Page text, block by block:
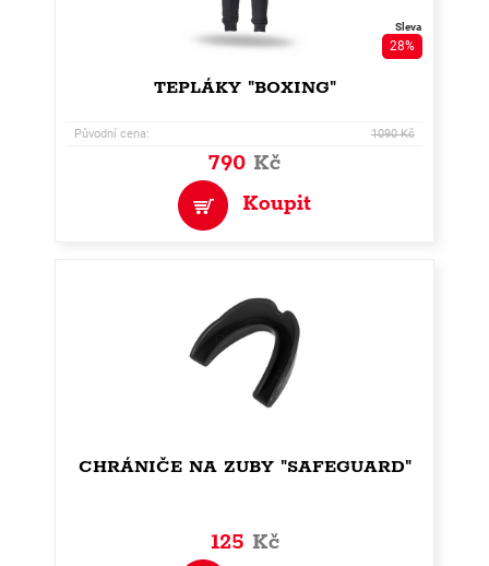
Sleva
28%
TEPLÁKY "BOXING"
Původní cena: 1090 Kč
790 Kč
Koupit
CHRÁNIČE NA ZUBY "SAFEGUARD"
125 Kč